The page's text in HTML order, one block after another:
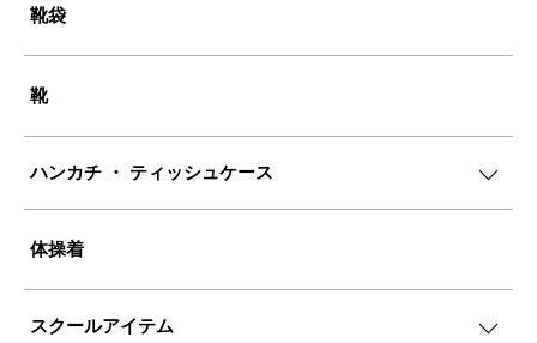
靴袋
靴
ハンカチ ・ ティッシュケース
体操着
スクールアイテム